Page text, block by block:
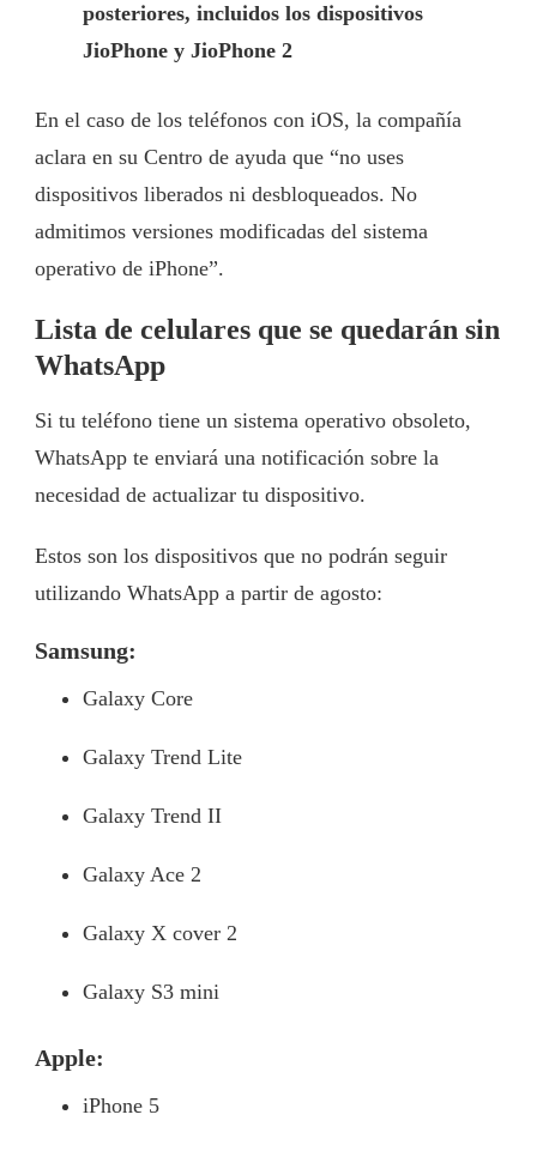
posteriores, incluidos los dispositivos
JioPhone y JioPhone 2
En el caso de los teléfonos con iOS, la compañía
aclara en su Centro de ayuda que “no uses
dispositivos liberados ni desbloqueados. No
admitimos versiones modificadas del sistema
operativo de iPhone”.
Lista de celulares que se quedarán sin
WhatsApp
Si tu teléfono tiene un sistema operativo obsoleto,
WhatsApp te enviará una notificación sobre la
necesidad de actualizar tu dispositivo.
Estos son los dispositivos que no podrán seguir
utilizando WhatsApp a partir de agosto:
Samsung:
Galaxy Core
Galaxy Trend Lite
Galaxy Trend II
Galaxy Ace 2
Galaxy X cover 2
Galaxy S3 mini
Apple:
iPhone 5